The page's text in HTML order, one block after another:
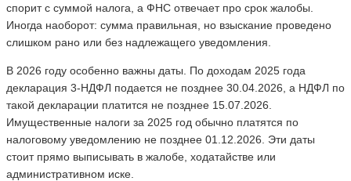
спорит с суммой налога, а ФНС отвечает про срок жалобы.
Иногда наоборот: сумма правильная, но взыскание проведено
слишком рано или без надлежащего уведомления.
В 2026 году особенно важны даты. По доходам 2025 года
декларация 3-НДФЛ подается не позднее 30.04.2026, а НДФЛ по
такой декларации платится не позднее 15.07.2026.
Имущественные налоги за 2025 год обычно платятся по
налоговому уведомлению не позднее 01.12.2026. Эти даты
стоит прямо выписывать в жалобе, ходатайстве или
административном иске.